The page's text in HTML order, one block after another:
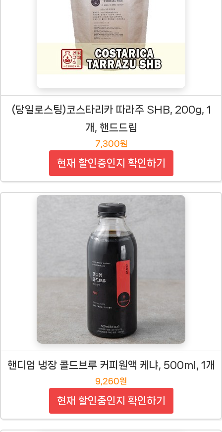
(당일로스팅)코스타리카 따라주 SHB, 200g, 1
개, 핸드드립
7,300원
현재 할인중인지 확인하기
핸디엄 냉장 콜드브루 커피원액 케냐, 500ml, 1개
9,260원
현재 할인중인지 확인하기